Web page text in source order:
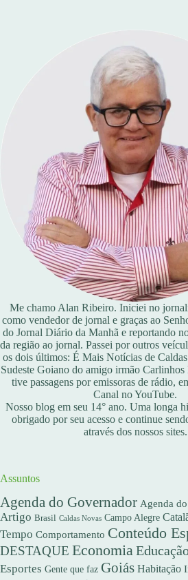
Me chamo Alan Ribeiro. Iniciei no
como vendedor de jornal e graças ao
do Jornal Diário da Manhã e reportando
da região ao jornal. Passei por outros
os dois últimos: É Mais Notícias de
Sudeste Goiano do amigo irmão
tive passagens por emissoras de rádio,
Canal no YouTube.
Nosso blog em seu 14° ano. Uma longa
obrigado por seu acesso e continue
através dos nossos sites.
Assuntos
Agenda do Governador Agenda
Artigo Brasil Caldas Novas Campo Alegre
Tempo Comportamento Conteúdo
DESTAQUE Economia
Esportes Gente que faz Goiás Habitação